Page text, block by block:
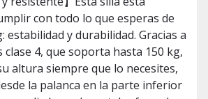
con todo lo que esperas de
estabilidad y durabilidad. Gracias a
clase 4, que soporta hasta 150 kg,
altura siempre que lo necesites,
la palanca en la parte inferior